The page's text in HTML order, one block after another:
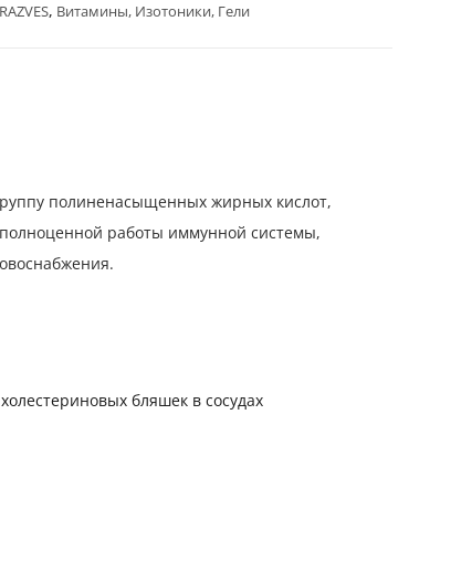
, Витамины, Изотоники, Гели
полиненасыщенных жирных кислот,
работы иммунной системы,
бляшек в сосудах